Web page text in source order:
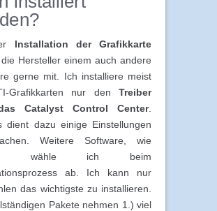
Installation der Grafikkarte
Hersteller einem auch andere
gerne mit. Ich installiere meist
Grafikkarten nur den Treiber
Catalyst Control Center.
dient dazu einige Einstellungen
Weitere Software, wie
wähle ich beim
ab. Ich kann nur
das wichtigste zu installieren.
Pakete nehmen 1.) viel